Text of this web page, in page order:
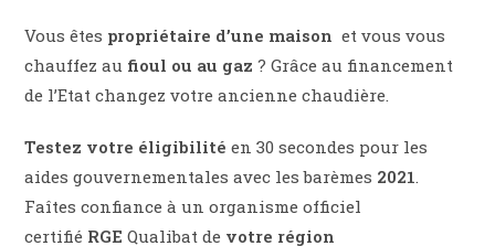
Vous êtes propriétaire d’une maison et vous vous
chauffez au fioul ou au gaz ? Grâce au financement
de l’Etat changez votre ancienne chaudière.
Testez votre éligibilité en 30 secondes pour les
aides gouvernementales avec les barèmes 2021.
Faîtes confiance à un organisme officiel
certifié RGE Qualibat de votre région